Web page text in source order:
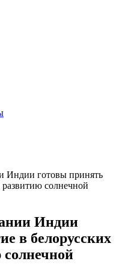
Индии готовы принять
развитию солнечной
Индии
в белорусских